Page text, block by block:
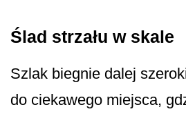
Ślad strzału w skale
Szlak biegnie dalej
do ciekawego miejsca,